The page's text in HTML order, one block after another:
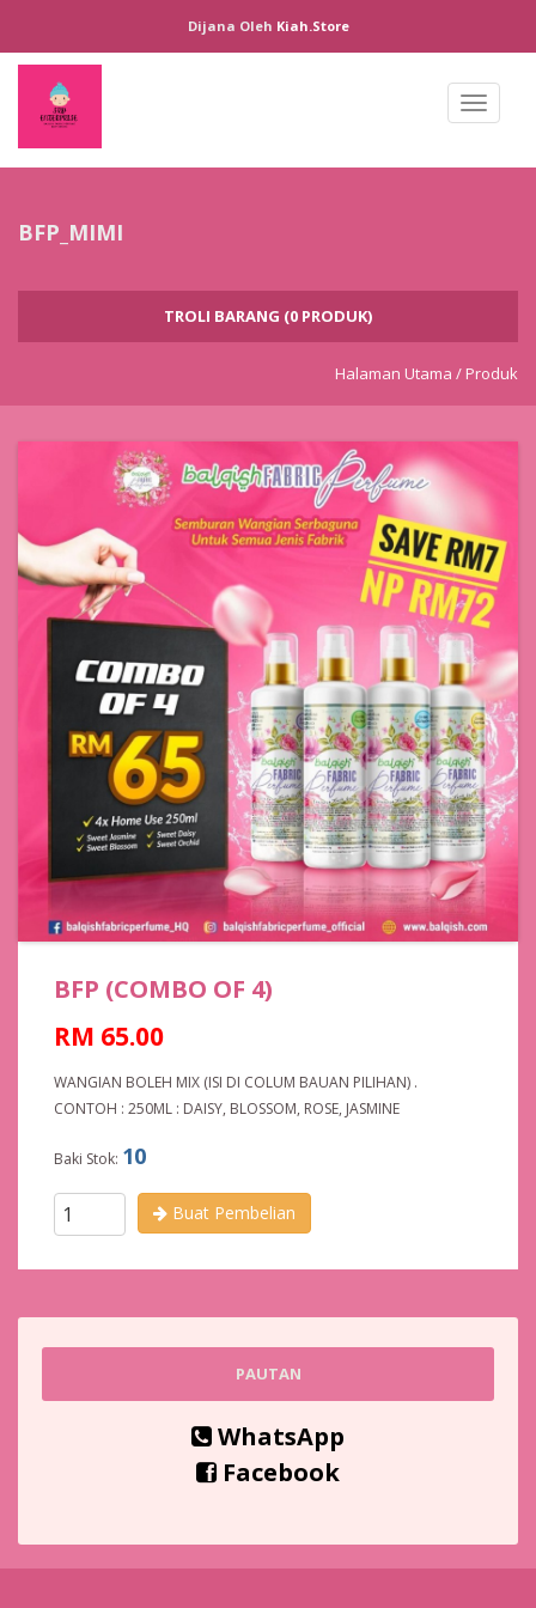
Dijana Oleh Kiah.store
Toggle
BFP_MIMI
TROLI BARANG (0 PRODUK)
Halaman Utama / Produk
BFP (COMBO OF 4)
RM 65.00
WANGIAN BOLEH MIX (ISI DI COLUM BAUAN PILIHAN) .
CONTOH : 250ML : DAISY, BLOSSOM, ROSE, JASMINE
Baki Stok: 10
Buat Pembelian
PAUTAN
WhatsApp
Facebook